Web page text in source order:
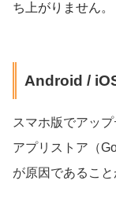
ち上がりません。
Android /
スマホ版でアッ
アプリストア（
が原因であること